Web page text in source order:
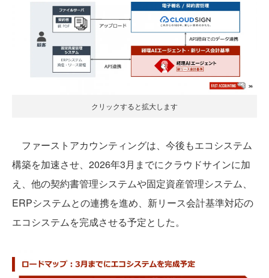
クリックすると拡大します
ファーストアカウンティングは、今後もエコシステム
構築を加速させ、2026年3月までにクラウドサインに加
え、他の契約書管理システムや固定資産管理システム、
ERPシステムとの連携を進め、新リース会計基準対応の
エコシステムを完成させる予定とした。